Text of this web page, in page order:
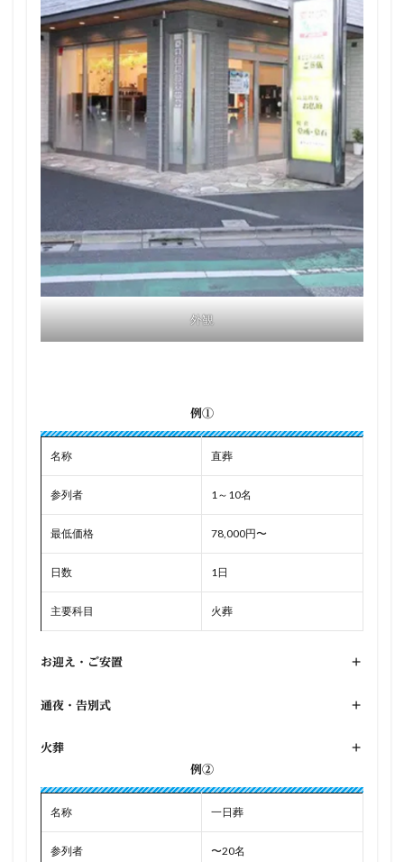
外観
例①
名称 直葬
参列者 1～10名
最低価格 78,000円〜
日数 1日
主要科目 火葬
お迎え・ご安置 +
通夜・告別式 +
火葬
+
例②
名称 一日葬
参列者 〜20名